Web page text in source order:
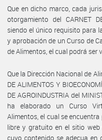
Que en dicho marco, cada
otorgamiento del CARNET
siendo el único requisito para
y aprobación de un Curso de
de Alimentos, el cual podrá ser
Que la Dirección Nacional de
DE ALIMENTOS Y
DE AGROINDUSTRIA del
ha elaborado un Curso
Alimentos, el cual se
libre y gratuito en el sitio web
cuyo contenido se adecua